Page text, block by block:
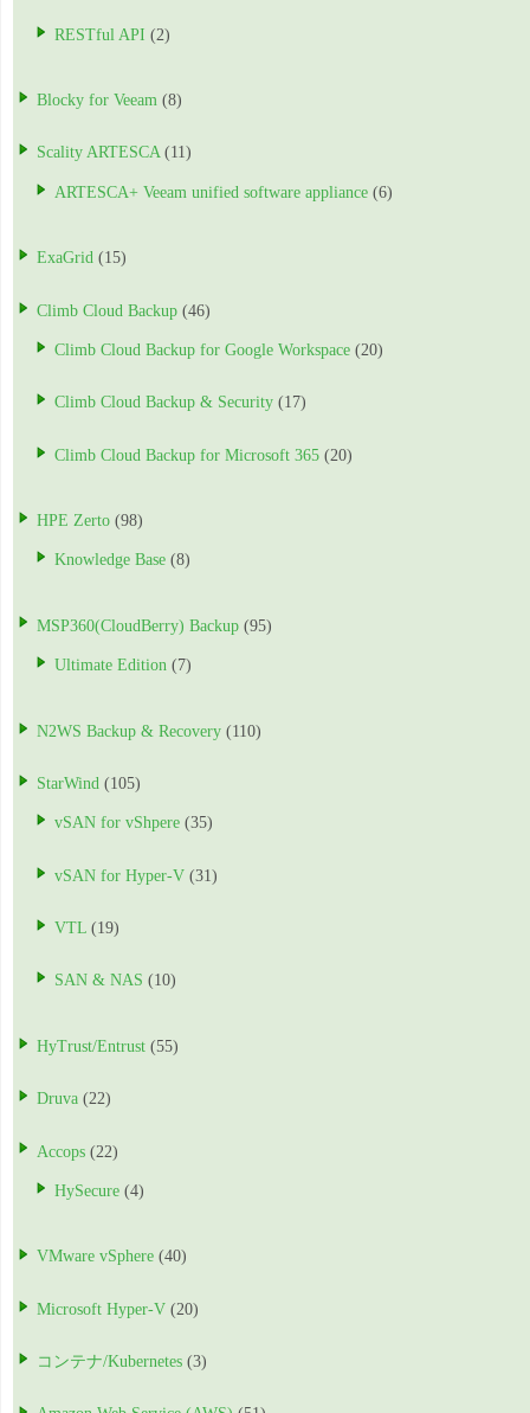
RESTful API (2)
Blocky for Veeam (8)
Scality ARTESCA(11)
ARTESCA+ Veeam unified software appliance (6)
ExaGrid (15)
Climb Cloud Backup (46)
Climb Cloud Backup for Google Workspace (20)
Climb Cloud Backup & Security (17)
Climb Cloud Backup for Microsoft 365 (20)
HPE Zerto (98)
Knowledge Base (8)
MSP360(CloudBerry) Backup (95)
Ultimate Edition (7)
N2WS Backup & Recovery (110)
StarWind (105)
vSAN for vShpere (35)
vSAN for Hyper-V (31)
VTL (19)
SAN & NAS (10)
HyTrust/Entrust (55)
Druva (22)
Accops (22)
HySecure (4)
VMware vSphere (40)
Microsoft Hyper-V (20)
コンテナ/Kubernetes (3)